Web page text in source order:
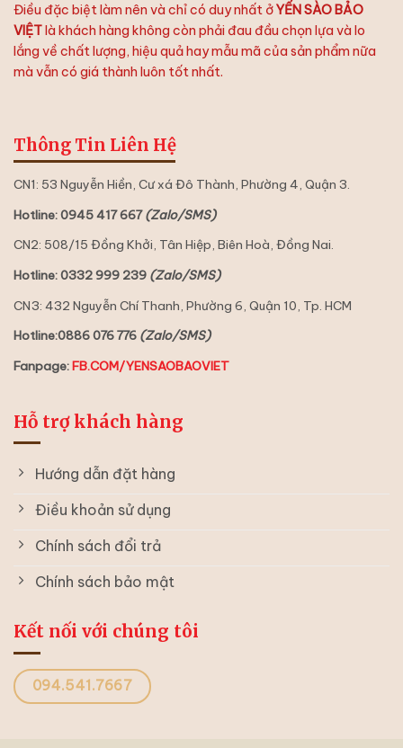
Điều đặc biệt làm nên và chỉ có duy nhất ởYẾN SÀO BẢO
VIỆTlà khách hàng không còn phải đau đầu chọn lựa và lo
lắng về chất lượng, hiệu quả hay mẫu mã của sản phẩm nữa
mà vẫn có giá thành luôn tốt nhất.
Thông Tin Liên Hệ
CN1: 53 Nguyễn Hiền, Cư xá Đô Thành, Phường 4, Quận 3.
Hotline: 0945 417 667(Zalo/SMS)
CN2: 508/15 Đồng Khởi, Tân Hiệp, Biên Hoà, Đồng Nai.
Hotline: 0332 999 239 (Zalo/SMS)
CN3: 432 Nguyễn Chí Thanh, Phường 6, Quận 10, Tp. HCM
Hotline:0886 076 776 (Zalo/SMS)
Fanpage:FB.COM/YENSAOBAOVIET
Hỗ trợ khách hàng
Hướng dẫn đặt hàng
Điều khoản sử dụng
Chính sách đổi trả
Chính sách bảo mật
Kết nối với chúng tôi
094.541.7667